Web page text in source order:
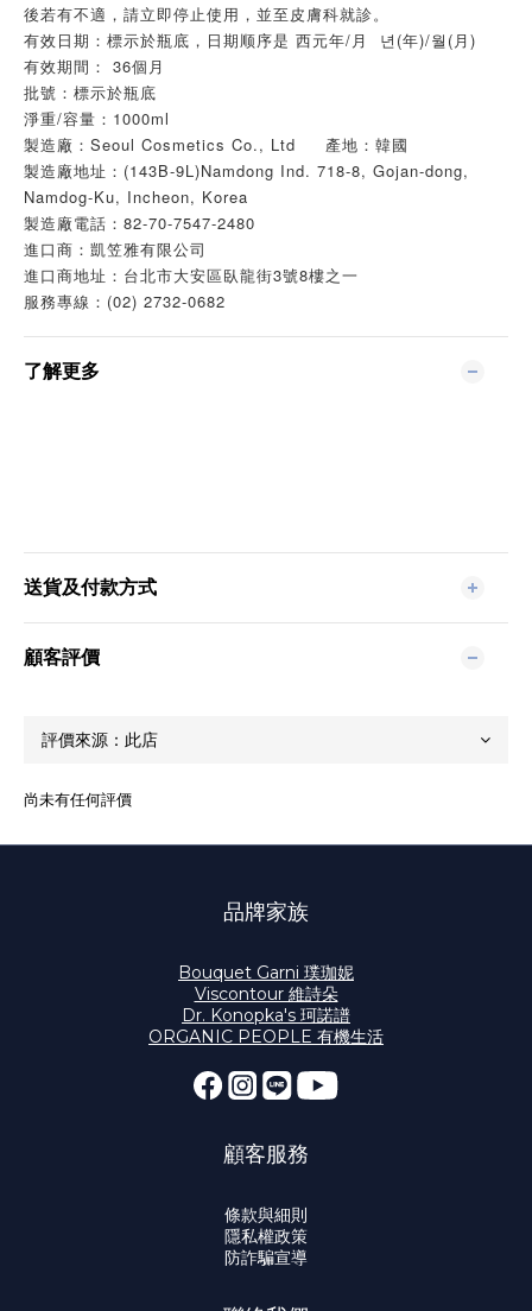
後若有不適，請立即停止使用，並至皮膚科就診。
有效日期：標示於瓶底，日期顺序是 西元年/月 년(年)/월(月)
有效期間： 36個月
批號：標示於瓶底
淨重/容量：1000ml
製造廠：Seoul Cosmetics Co., Ltd 產地：韓國
製造廠地址：(143B-9L)Namdong Ind. 718-8, Gojan-dong,
Namdog-Ku, Incheon, Korea
製造廠電話：82-70-7547-2480
進口商：凱笠雅有限公司
進口商地址：台北市大安區臥龍街3號8樓之一
服務專線：(02) 2732-0682
了解更多
送貨及付款方式
顧客評價
尚未有任何評價
品牌家族
Bouquet Garni 璞珈妮
Viscontour 維詩朵
Dr. Konopka's 珂諾譜
ORGANIC PEOPLE 有機生活
顧客服務
條款與細則
隱私權政策
防詐騙宣導